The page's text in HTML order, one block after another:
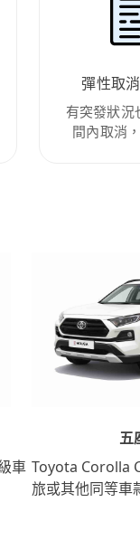
彈性取
有突發狀況
間內取消
車
五
Toyota Corolla
旅或其他同等車